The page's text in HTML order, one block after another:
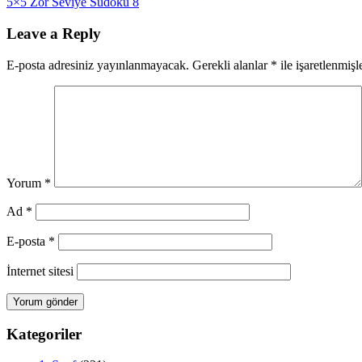
gezinmesi
Leave a Reply
E-posta adresiniz yayınlanmayacak. Gerekli alanlar * ile
Yorum *
Ad *
E-posta *
İnternet sitesi
Kategoriler